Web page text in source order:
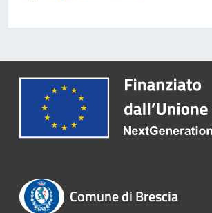
Comune di Brescia